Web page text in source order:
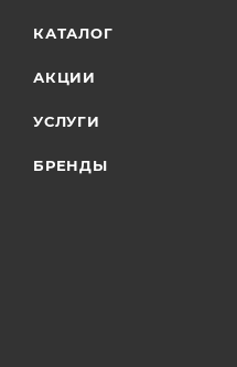
КАТАЛОГ
АКЦИИ
УСЛУГИ
БРЕНДЫ